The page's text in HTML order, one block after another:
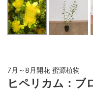
7月～8月開花 蜜源植物
ヒペリカム：ブ